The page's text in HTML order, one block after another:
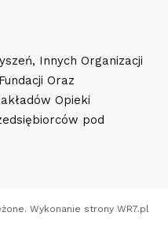
Innych Organizacji
Oraz
Opieki
pod
Wykonanie strony WR7.pl